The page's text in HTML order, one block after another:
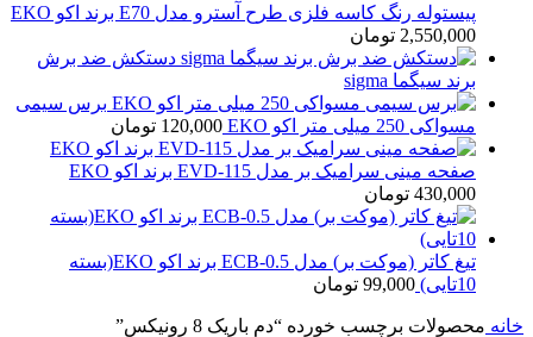
پیستوله رنگ کاسه فلزی طرح آسترو مدل E70 برند اکو EKO
2,550,000 تومان
دستکش ضد برش
برند سیگما sigma
برس سیمی
مسواکی 250 میلی متر اکو EKO
120,000 تومان
صفحه مینی سرامیک بر مدل EVD-115 برند اکو EKO
430,000 تومان
تیغ کاتر (موکت بر) مدل ECB-0.5 برند اکو EKO(بسته
10تایی)
99,000 تومان
خانه محصولات برچسب خورده “دم باریک 8 رونیکس”